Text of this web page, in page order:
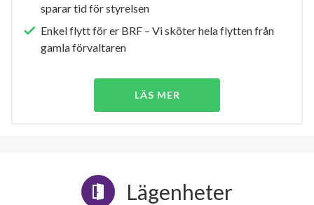
sparar tid för styrelsen
Enkel flytt för er BRF – Vi sköter hela flytten från
gamla förvaltaren
LÄS MER
Lägenheter